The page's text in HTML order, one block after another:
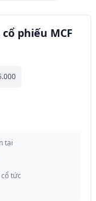
phiếu MCF
tại
tức